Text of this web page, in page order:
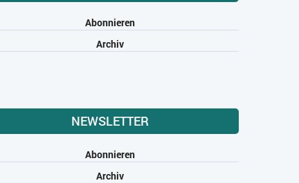
Abonnieren
Archiv
NEWSLETTER
Abonnieren
Archiv